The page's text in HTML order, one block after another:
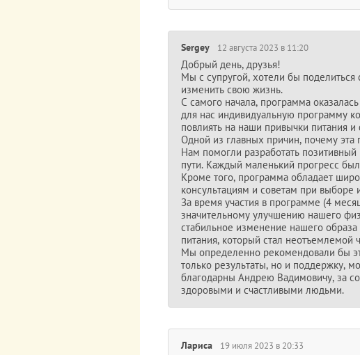
Sergey 12 августа 2023 в 11:20
Добрый день, друзья!
Мы с супругой, хотели бы
изменить свою жизнь.
С самого начала, программа
для нас индивидуальную программу
повлиять на наши привычки питания
Одной из главных причин, почему
Нам помогли разработать
пути. Каждый маленький прогресс
Кроме того, программа обладает
консультациям и советам при
За время участия в программе (4
значительному улучшению нашего
стабильное изменение нашего
питания, который стал неотъемлемой
Мы определенно рекомендовали бы
только результаты, но и поддержку,
благодарны Андрею Вадимовичу, за
здоровыми и счастливыми людьми.
Лариса 19 июля 2023 в 20:33